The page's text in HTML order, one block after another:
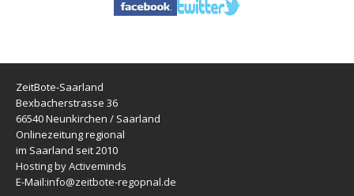
ZeitBote-Saarland
Bexbacherstrasse 36
66540 Neunkirchen / Saarland
Onlinezeitung regional
im Saarland seit 2010
Hosting by Activeminds
E-Mail:info@zeitbote-regopnal.de